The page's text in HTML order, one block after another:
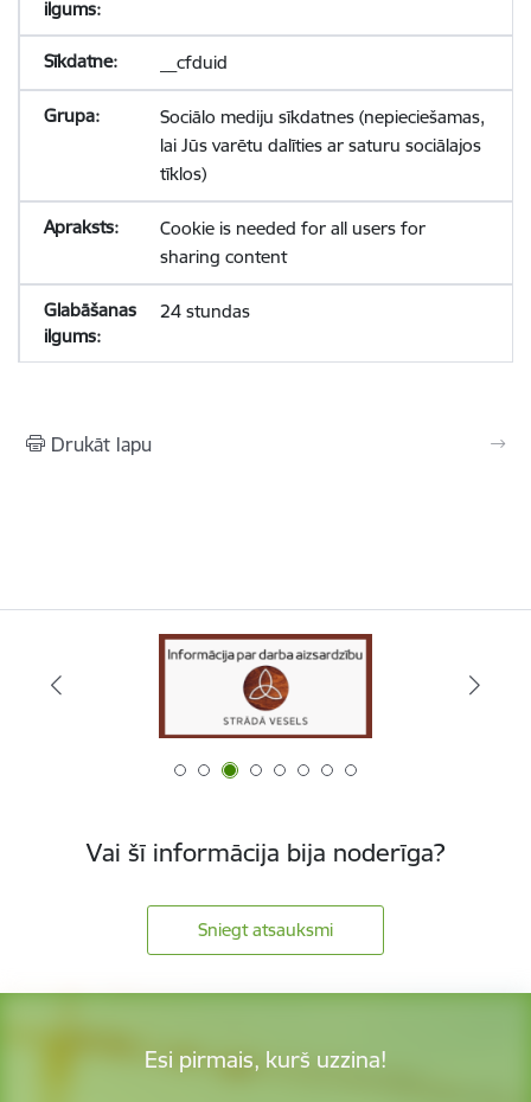
__cfduid
Sociālo mediju sīkdatnes (nepieciešamas,
lai Jūs varētu dalīties ar saturu sociālajos
tīklos)
Cookie is needed for all users for
sharing content
24 stundas
Drukāt lapu
Vai šī informācija bija noderīga?
Sniegt atsauksmi
Esi pirmais, kurš uzzina!